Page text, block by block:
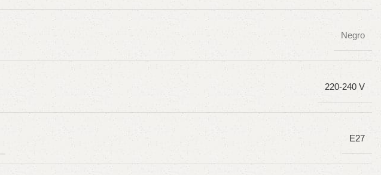
Negro
220-240 V
E27